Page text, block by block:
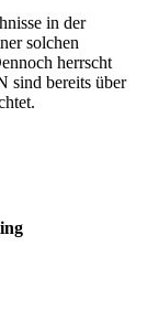
in der
solchen
herrscht
sind bereits über